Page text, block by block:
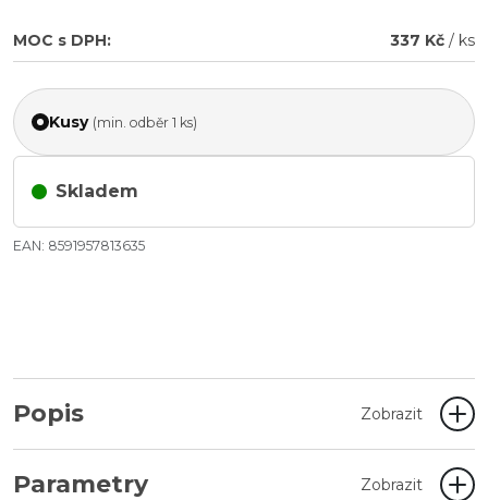
MOC s DPH: 337 Kč / ks
Kusy (min. odběr 1 ks)
Skladem
EAN: 8591957813635
Popis Zobrazit
Parametry Zobrazit